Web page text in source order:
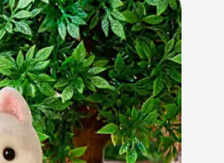
Matara
Kitaplar
Peluşlar
Ty Peluşlar
Fonksiyonel Peluşlar
Lisanslı Peluşlar
13+ Yaş